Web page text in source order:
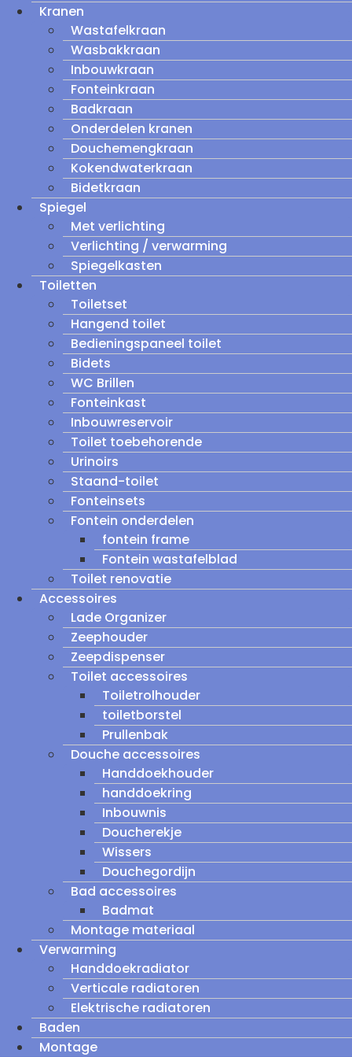
Kranen
Wastafelkraan
Wasbakkraan
Inbouwkraan
Fonteinkraan
Badkraan
Onderdelen kranen
Douchemengkraan
Kokendwaterkraan
Bidetkraan
Spiegel
Met verlichting
Verlichting / verwarming
Spiegelkasten
Toiletten
Toiletset
Hangend toilet
Bedieningspaneel toilet
Bidets
WC Brillen
Fonteinkast
Inbouwreservoir
Toilet toebehorende
Urinoirs
Staand-toilet
Fonteinsets
Fontein onderdelen
fontein frame
Fontein wastafelblad
Toilet renovatie
Accessoires
Lade Organizer
Zeephouder
Zeepdispenser
Toilet accessoires
Toiletrolhouder
toiletborstel
Prullenbak
Douche accessoires
Handdoekhouder
handdoekring
Inbouwnis
Doucherekje
Wissers
Douchegordijn
Bad accessoires
Badmat
Montage materiaal
Verwarming
Handdoekradiator
Verticale radiatoren
Elektrische radiatoren
Baden
Montage